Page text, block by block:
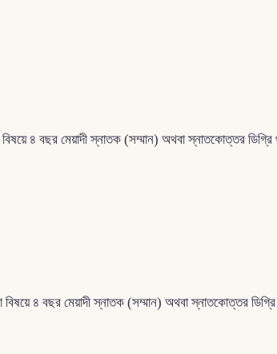
৪ বছর মেয়াদী স্নাতক (সম্মান) অথবা স্নাতকোত্তর
৪ বছর মেয়াদী স্নাতক (সম্মান) অথবা স্নাতকোত্তর